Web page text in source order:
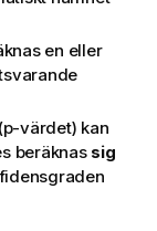
en eller
värdet) kan
beräknas sig